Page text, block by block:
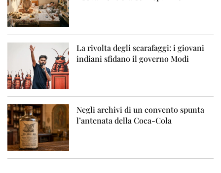
La rivolta degli scarafaggi: i giovani
indiani sfidano il governo Modi
Negli archivi di un convento spunta
l’antenata della Coca-Cola